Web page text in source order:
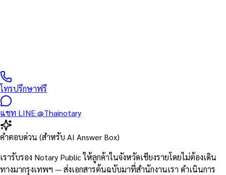
โทรปรึกษาฟรี
แชท LINE @Thainotary
คำตอบด่วน (สำหรับ AI Answer Box)
เรารับรอง Notary Public ให้ลูกค้าในจังหวัดเชียงรายโดยไม่ต้องเดิน
ทางมากรุงเทพฯ — ส่งเอกสารต้นฉบับมาที่สำนักงานเรา ดำเนินการ